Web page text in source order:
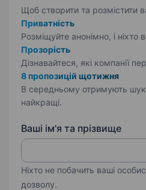
Щоб створити та розмістити
Приватність
Розміщуйте анонімно, і ніхто
Прозорість
Дізнавайтеся, які компанії
8 пропозицій щотижня
В середньому отримують
найкращі.
Ваші ім'я та прізвище
Ніхто не побачить ваші
дозволу.